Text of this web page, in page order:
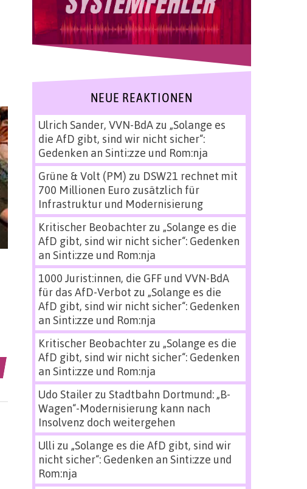
NEUE REAKTIONEN
Ulrich Sander, VVN-BdAzu „Solange es
die AfD gibt, sind wir nicht sicher“:
Gedenken an Sinti:zze und Rom:nja
Grüne & Volt (PM) zu DSW21 rechnet mit
700 Millionen Euro zusätzlich für
Infrastruktur und Modernisierung
Kritischer Beobachterzu „Solange es die
AfD gibt, sind wir nicht sicher“: Gedenken
an Sinti:zze und Rom:nja
1000 Jurist:innen, die GFF und VVN-BdA
für das AfD-Verbot zu „Solange es die
AfD gibt, sind wir nicht sicher“: Gedenken
an Sinti:zze und Rom:nja
Kritischer Beobachterzu „Solange es die
AfD gibt, sind wir nicht sicher“: Gedenken
an Sinti:zze und Rom:nja
Udo Stailerzu Stadtbahn Dortmund: „B-
Wagen“-Modernisierung kann nach
Insolvenz doch weitergehen
Ulli zu „Solange es die AfD gibt, sind wir
nicht sicher“: Gedenken an Sinti:zze und
Rom:nja